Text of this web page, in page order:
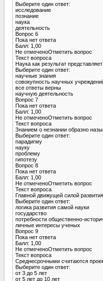
Выберите один ответ:
исследование
познание
наука
деятельность
Вопрос 6
Пока нет ответа
Балл: 1,00
Не отмеченоОтметить вопрос
Текст вопроса
Наука как результат
Выберите один ответ:
научные знания
совокупность научных
все ответы верны
научную деятельность
Вопрос 7
Пока нет ответа
Балл: 1,00
Не отмеченоОтметить вопрос
Текст вопроса
Знанием о незнании образно
Выберите один ответ:
парадигму
науку
проблему
гипотезу
Вопрос 8
Пока нет ответа
Балл: 1,00
Не отмеченоОтметить вопрос
Текст вопроса
Главной движущей силой
Выберите один ответ:
логика развития самой науки
государство
потребности общественно-
личные интересы ученых
Вопрос 9
Пока нет ответа
Балл: 1,00
Не отмеченоОтметить вопрос
Текст вопроса
Среднесрочными считаются
Выберите один ответ:
от 3 до 5 лет
от 5 лет до 10 лет